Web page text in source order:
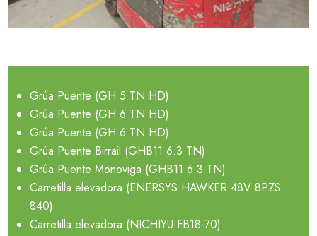
Grúa Puente (GH 5 TN HD)
Grúa Puente (GH 6 TN HD)
Grúa Puente (GH 6 TN HD)
Grúa Puente Birrail (GHB11 6.3 TN)
Grúa Puente Monoviga (GHB11 6.3 TN)
Carretilla elevadora (ENERSYS HAWKER 48V 8PZS
840)
Carretilla elevadora (NICHIYU FB18-70)